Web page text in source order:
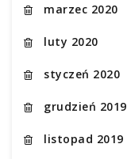
marzec 2020
luty 2020
styczeń 2020
grudzień 2019
listopad 2019